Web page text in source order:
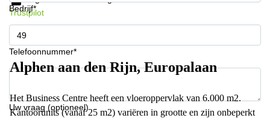
Bedrijf*
Telefoonnummer*
Uw vraag (optioneel)
Trustpilot
Alphen aan den Rijn, Europalaan
Het Business Centre heeft een vloeroppervlak van 6.000 m2.
Kantoorunits (vanaf 25 m2) variëren in grootte en zijn onbeperkt